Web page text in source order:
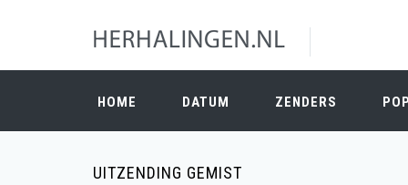
HOME DATUM ZENDERS
UITZENDING GEMIST